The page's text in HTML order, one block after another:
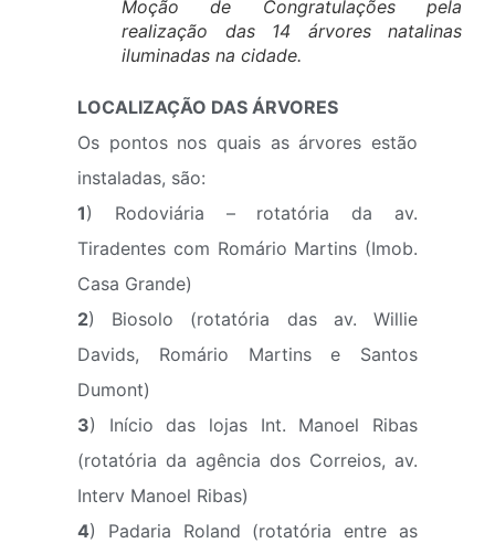
Moção de Congratulações pela
realização das 14 árvores natalinas
iluminadas na cidade.
LOCALIZAÇÃO DAS ÁRVORES
Os pontos nos quais as árvores estão
instaladas, são:
1) Rodoviária – rotatória da av.
Tiradentes com Romário Martins (Imob.
Casa Grande)
2) Biosolo (rotatória das av. Willie
Davids, Romário Martins e Santos
Dumont)
3) Início das lojas Int. Manoel Ribas
(rotatória da agência dos Correios, av.
Interv Manoel Ribas)
4) Padaria Roland (rotatória entre as